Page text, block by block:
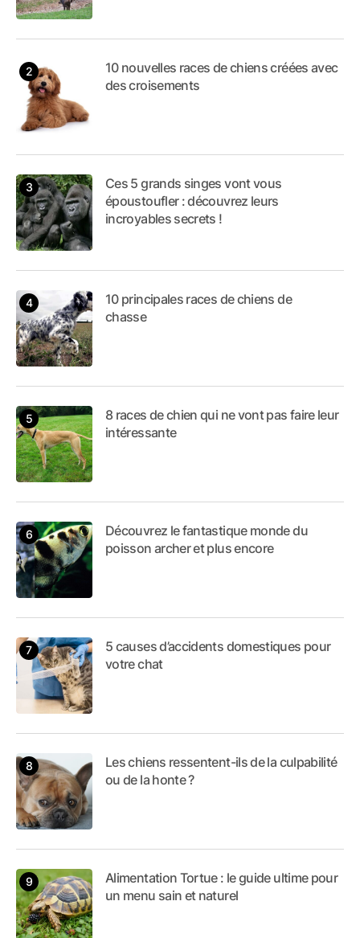
10 nouvelles races de chiens créées avec
des croisements
Ces 5 grands singes vont vous
époustoufler : découvrez leurs
incroyables secrets !
10 principales races de chiens de
chasse
8 races de chien qui ne vont pas faire leur
intéressante
Découvrez le fantastique monde du
poisson archer et plus encore
5 causes d’accidents domestiques pour
votre chat
Les chiens ressentent-ils de la culpabilité
ou de la honte ?
Alimentation Tortue : le guide ultime pour
un menu sain et naturel